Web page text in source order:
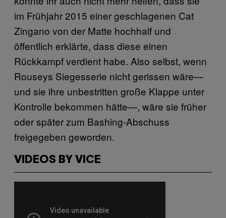
im Frühjahr 2015 einer geschlagenen Cat
Zingano von der Matte hochhalf und
öffentlich erklärte, dass diese einen
Rückkampf verdient habe. Also selbst, wenn
Rouseys Siegesserie nicht gerissen wäre—
und sie ihre unbestritten große Klappe unter
Kontrolle bekommen hätte—, wäre sie früher
oder später zum Bashing-Abschuss
freigegeben geworden.
VIDEOS BY VICE